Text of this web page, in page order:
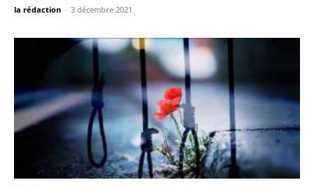
la rédaction - 3 décembre 2021